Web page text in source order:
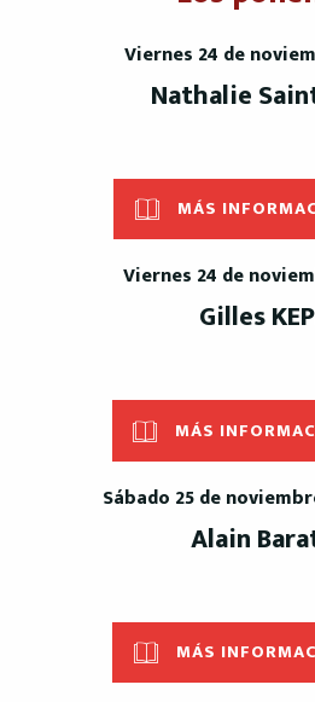
Viernes 24 de
Nathalie
MÁS
Viernes 24 de
Gilles
MÁS
Sábado 25 de
Alain
MÁS